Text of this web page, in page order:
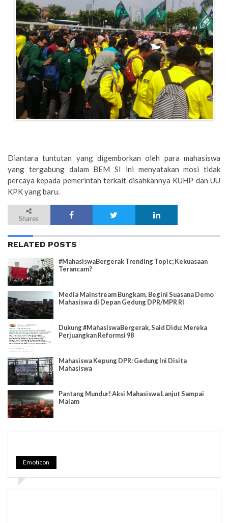
Diantara tuntutan yang digemborkan oleh para mahasiswa
yang tergabung dalam BEM SI ini menyatakan mosi tidak
percaya kepada pemerintah terkait disahkannya KUHP dan UU
KPK yang baru.
Shares
RELATED POSTS
#MahasiswaBergerak Trending Topic; Kekuasaan
Terancam?
Media Mainstream Bungkam, Begini Suasana Demo
Mahasiswa di Depan Gedung DPR/MPR RI
Dukung #MahasiswaBergerak, Said Didu: Mereka
Perjuangkan Reformsi 98
Mahasiswa Kepung DPR: Gedung Ini Disita
Mahasiswa
Pantang Mundur! Aksi Mahasiswa Lanjut Sampai
Malam
Emoticon